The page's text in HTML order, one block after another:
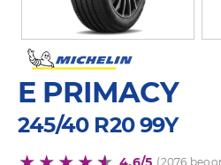
E PRIMACY
245/40 R20 99Y
(2076